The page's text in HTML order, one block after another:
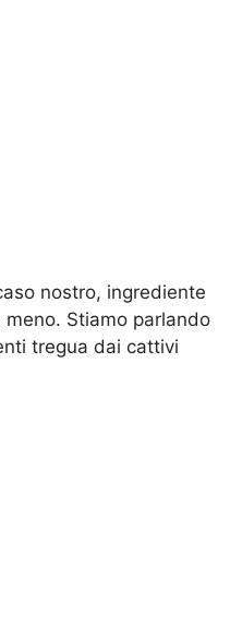
nostro, ingrediente
Stiamo parlando
tregua dai cattivi